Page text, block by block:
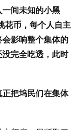
间未知的小黑
花币，每个人自主
影响整个集体的
完全吃透，此时
把坞民们在集体